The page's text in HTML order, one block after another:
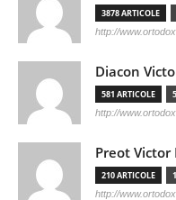
3878 ARTICOLE
http://
Diacon
581 ARTICOLE
http://
Preot
210 ARTICOLE
http://